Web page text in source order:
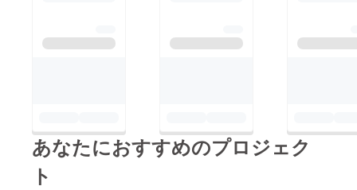
0722-
③https://8.gigafile.nu/
0722-
あなたにおすすめのプロジェク
ト